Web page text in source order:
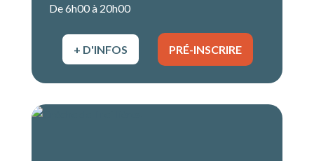
De 6h00 à 20h00
+ D'INFOS PRÉ-INSCRIRE